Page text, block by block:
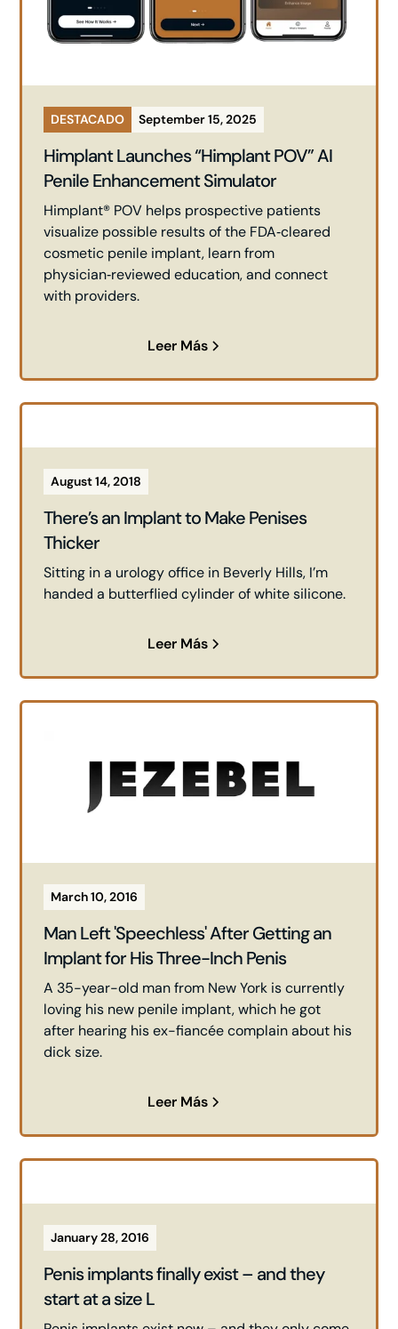
DESTACADO September 15, 2025
Himplant Launches “Himplant POV” AI
Penile Enhancement Simulator
Himplant® POV helps prospective patients
visualize possible results of the FDA‑cleared
cosmetic penile implant, learn from
physician‑reviewed education, and connect
with providers.
Leer Más
August 14, 2018
There’s an Implant to Make Penises
Thicker
Sitting in a urology office in Beverly Hills, I’m
handed a butterflied cylinder of white silicone.
Leer Más
March 10, 2016
Man Left 'Speechless' After Getting an
Implant for His Three-Inch Penis
A 35-year-old man from New York is currently
loving his new penile implant, which he got
after hearing his ex-fiancée complain about his
dick size.
Leer Más
January 28, 2016
Penis implants finally exist – and they
start at a size L